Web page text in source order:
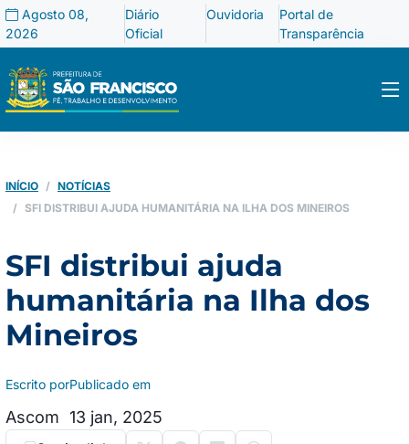
Agosto 08,
2026
Diário
Oficial
Ouvidoria
Portal de
Transparência
INÍCIO
NOTÍCIAS
SFI DISTRIBUI AJUDA HUMANITÁRIA NA ILHA DOS MINEIROS
SFI distribui ajuda
humanitária na Ilha dos
Mineiros
Escrito por
Ascom
Publicado em
13 jan, 2025